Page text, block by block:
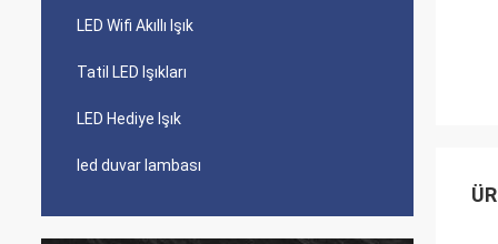
LED Wifi Akıllı Işık
Tatil LED Işıkları
LED Hediye Işık
led duvar lambası